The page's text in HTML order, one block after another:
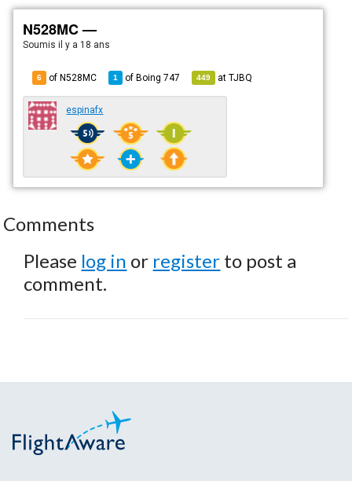
N528MC —
Soumisil y a 18 ans
6 of N528MC 1 ofBoing 747 449 atTJBQ
espinafx
Comments
Please log in or register to post a
comment.